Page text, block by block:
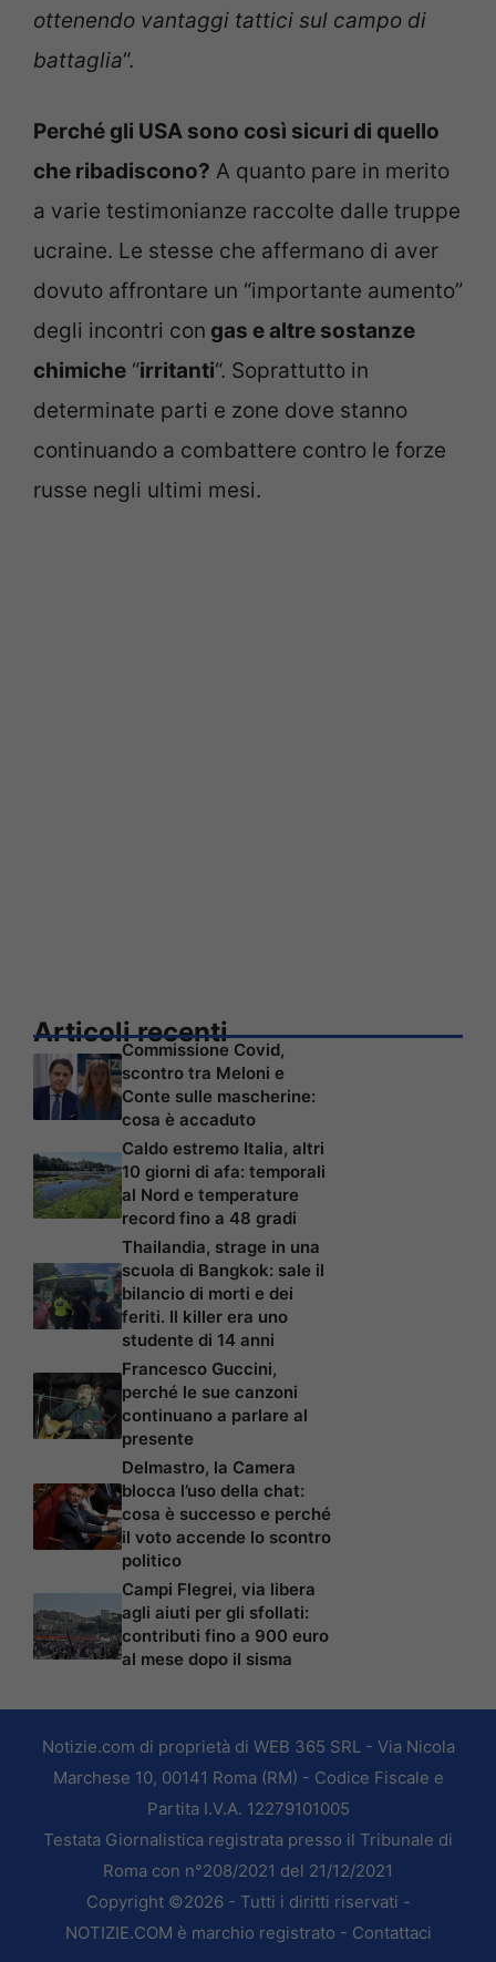
ottenendo vantaggi tattici sul campo di
battaglia“.
Perché gli USA sono così sicuri di quello
che ribadiscono? A quanto pare in merito
a varie testimonianze raccolte dalle truppe
ucraine. Le stesse che affermano di aver
dovuto affrontare un “importante aumento”
degli incontri con gas e altre sostanze
chimiche “irritanti“. Soprattutto in
determinate parti e zone dove stanno
continuando a combattere contro le forze
russe negli ultimi mesi.
Articoli recenti
Commissione Covid,
scontro tra Meloni e
Conte sulle mascherine:
cosa è accaduto
Caldo estremo Italia, altri
10 giorni di afa: temporali
al Nord e temperature
record fino a 48 gradi
Thailandia, strage in una
scuola di Bangkok: sale il
bilancio di morti e dei
feriti. Il killer era uno
studente di 14 anni
Francesco Guccini,
perché le sue canzoni
continuano a parlare al
presente
Delmastro, la Camera
blocca l’uso della chat:
cosa è successo e perché
il voto accende lo scontro
politico
Campi Flegrei, via libera
agli aiuti per gli sfollati:
contributi fino a 900 euro
al mese dopo il sisma
Notizie.com di proprietà di WEB 365 SRL - Via Nicola
Marchese 10, 00141 Roma (RM) - Codice Fiscale e
Partita I.V.A. 12279101005
Testata Giornalistica registrata presso il Tribunale di
Roma con n°208/2021 del 21/12/2021
Copyright ©2026 - Tutti i diritti riservati -
NOTIZIE.COM è marchio registrato - Contattaci